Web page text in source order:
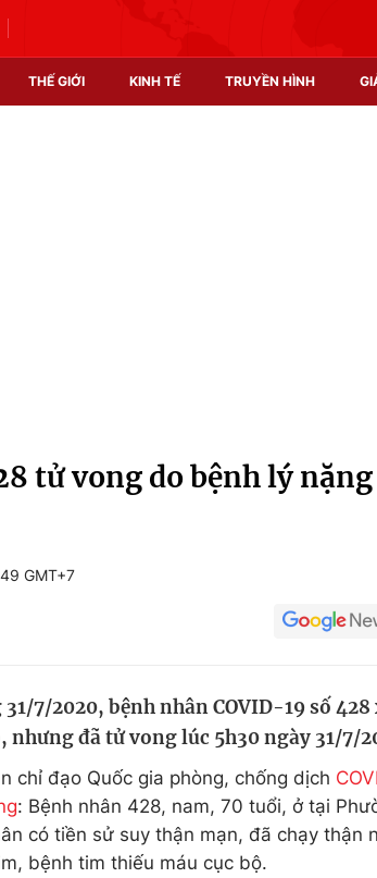
THẾ GIỚI KINH TẾ TRUYỀN HÌNH
cuộc sống
Tuyển sinh
tử vong do bệnh lý
GMT+7
7/2020, bệnh nhân COVID-19 số
nhưng đã tử vong lúc 5h30 ngày 31/7/
chỉ đạo Quốc gia phòng, chống dịch
: Bệnh nhân 428, nam, 70 tuổi, ở tại
có tiền sử suy thận mạn, đã chạy thận
bệnh tim thiếu máu cục bộ.